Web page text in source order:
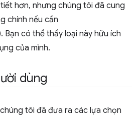
hơn, nhưng chúng tôi đã cung
chính nếu cần
Bạn có thể thấy loại này hữu ích
của mình.
dùng
tôi đã đưa ra các lựa chọn